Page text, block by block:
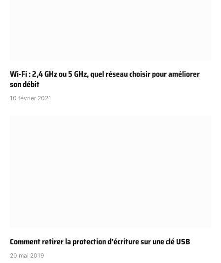
Wi-Fi : 2,4 GHz ou 5 GHz, quel réseau choisir pour améliorer
son débit
10 février 2021
Comment retirer la protection d’écriture sur une clé USB
20 mai 2019